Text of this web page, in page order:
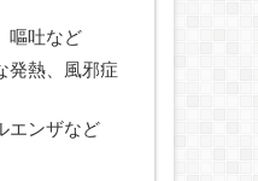
嘔吐など
発熱、風邪症
エンザなど